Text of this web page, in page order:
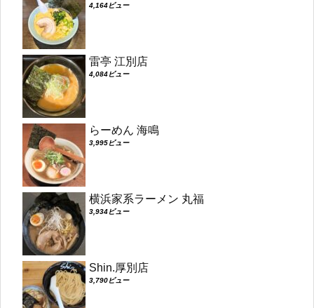
4,164ビュー
雷亭 江別店
4,084ビュー
らーめん 海鳴
3,995ビュー
横浜家系ラーメン 丸福
3,934ビュー
Shin.厚別店
3,790ビュー